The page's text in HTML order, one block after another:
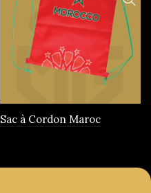
Sac à Cordon Maroc